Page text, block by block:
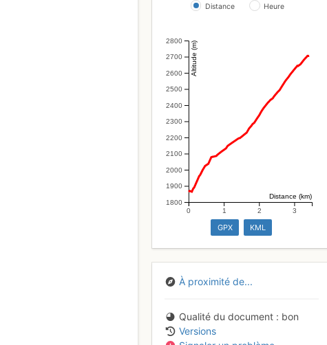
Distance Heure
1800
1900
2000
2100
2200
2300
2400
2500
2600
2700
2800 Altitude (m)
0 1 2 3
Distance (km)
GPX KML
À proximité de...
Qualité du document
bon
Versions